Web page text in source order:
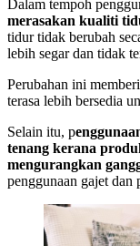
Dalam tempoh
merasakan kualiti
tidur tidak berubah
lebih segar dan tidak
Perubahan ini
terasa lebih bersedia
Selain itu, p
tenang kerana
mengurangkan
penggunaan gajet dan